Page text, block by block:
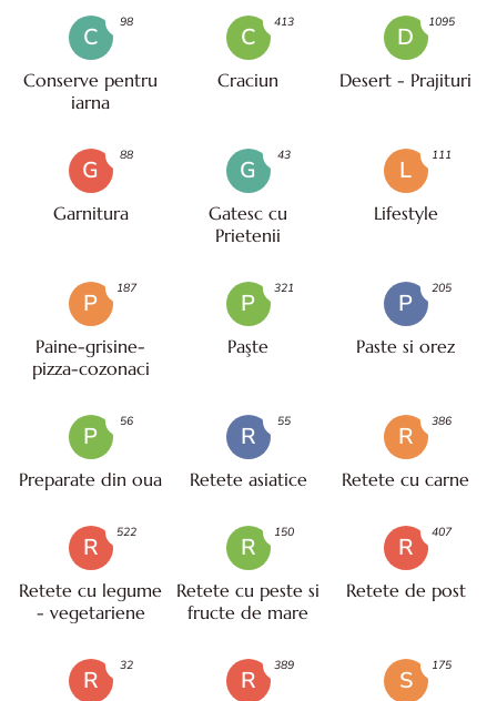
C
Conserve pentru
iarna
98
C
Craciun
413
D
Desert - Prajituri
1095
G
Garnitura
88
G
Gatesc cu
Prietenii
43
L
Lifestyle
111
P
Paine-grisine-
pizza-cozonaci
187
P
Paşte
321
P
Paste si orez
205
P
Preparate din oua
56
R
Retete asiatice
55
R
Retete cu carne
386
R
Retete cu legume
- vegetariene
522
R
Retete cu peste si
fructe de mare
150
R
Retete de post
407
R
32
R
389
S
175